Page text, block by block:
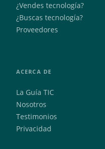
¿Vendes tecnología?
¿Buscas tecnología?
Proveedores
ACERCA DE
La Guía TIC
Nosotros
Testimonios
Privacidad